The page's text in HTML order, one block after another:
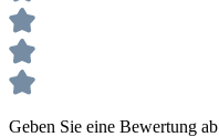
Geben Sie eine Bewertung